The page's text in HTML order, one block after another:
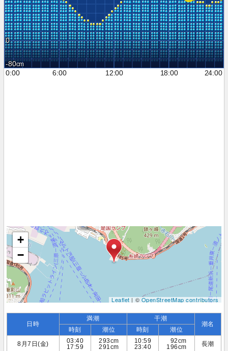
0
-80
0:00
6:00 12:00 18:00 24:00
+
−
Leaflet| ©OpenStreetMap contributors
日時
満潮 干潮
潮名
時刻 潮位 時刻
潮位
8月7日(金)
03:40
17:59
293cm
291cm
10:59
23:40
92cm
196cm
長潮